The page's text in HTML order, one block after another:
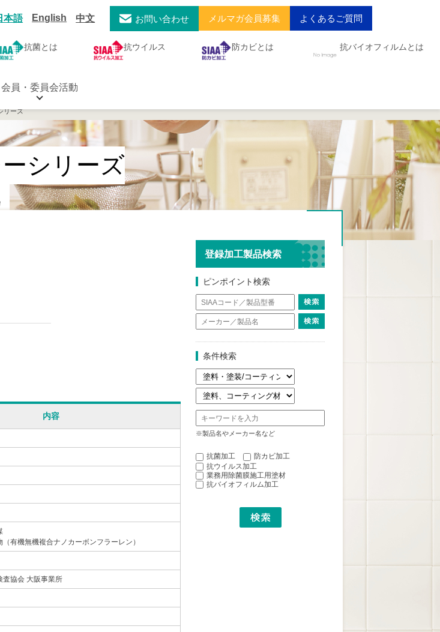
本語 English 中文 お問い合わせ メルマガ会員募集 よくあるご質問
抗菌とは 抗ウイルス 防カビとは 抗バイオフィルムとは
会員・委員会活動
リーズ
シリーズ
内容
有機無機複合ナノカーボンフラーレン）
査協会 大阪事業所
登録加工製品検索
ピンポイント検索
条件検索
※製品名やメーカー名など
抗菌加工
防カビ加工
抗ウイルス加工
業務用除菌膜施工用塗材
抗バイオフィルム加工